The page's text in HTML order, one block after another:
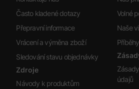
Často kladené dotazy
Přepravní informace
Vrácení a výměna zboží
Sledování stavu objednávky
Zdroje
Návody k produktům
Volné
Naše
údajů